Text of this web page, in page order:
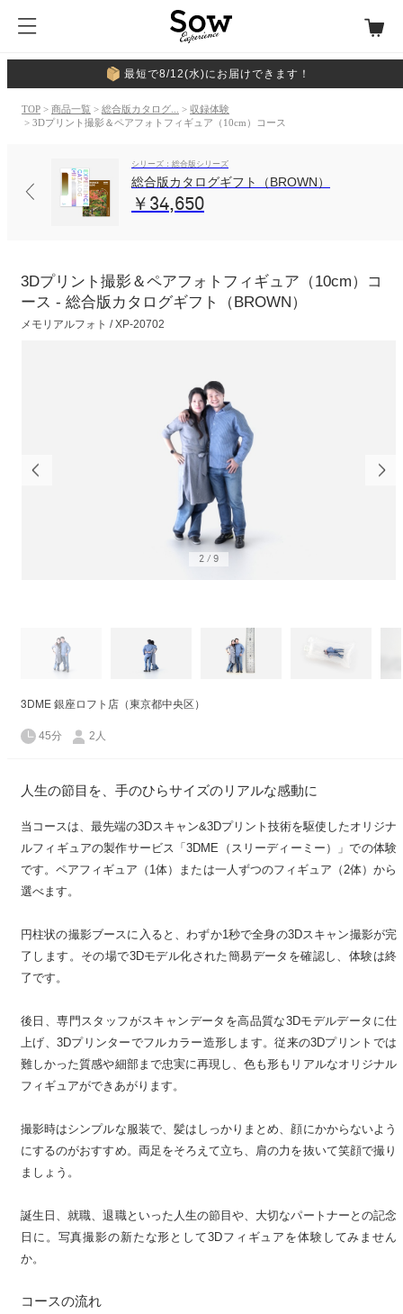
最短で8/12(水)にお届けできます！
TOP > 商品一覧 > 総合版カタログ... > 収録体験
> 3Dプリント撮影＆ペアフォトフィギュア（10cm）コース
シリーズ：総合版シリーズ
総合版カタログギフト（BROWN）
￥34,650
3Dプリント撮影＆ペアフォトフィギュア（10cm）コ
ース - 総合版カタログギフト（BROWN）
メモリアルフォト / XP-20702
2 / 9
3DME 銀座ロフト店（東京都中央区）
45分 2人
人生の節目を、手のひらサイズのリアルな感動に
当コースは、最先端の3Dスキャン&3Dプリント技術を駆使したオリジナ
ルフィギュアの製作サービス「3DME（スリーディーミー）」での体験
です。ペアフィギュア（1体）または一人ずつのフィギュア（2体）から
選べます。
円柱状の撮影ブースに入ると、わずか1秒で全身の3Dスキャン撮影が完
了します。その場で3Dモデル化された簡易データを確認し、体験は終
了です。
後日、専門スタッフがスキャンデータを高品質な3Dモデルデータに仕
上げ、3Dプリンターでフルカラー造形します。従来の3Dプリントでは
難しかった質感や細部まで忠実に再現し、色も形もリアルなオリジナル
フィギュアができあがります。
撮影時はシンプルな服装で、髪はしっかりまとめ、顔にかからないよう
にするのがおすすめ。両足をそろえて立ち、肩の力を抜いて笑顔で撮り
ましょう。
誕生日、就職、退職といった人生の節目や、大切なパートナーとの記念
日に。写真撮影の新たな形として3Dフィギュアを体験してみません
か。
コースの流れ